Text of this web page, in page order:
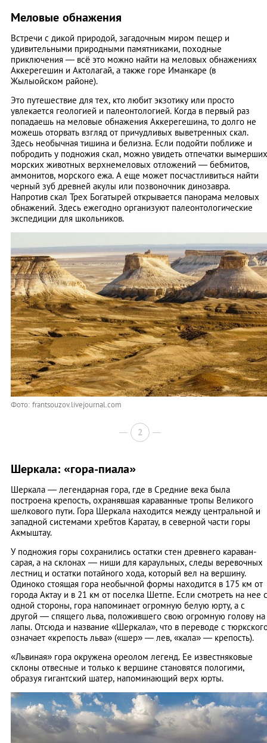
Меловые обнажения
Встречи с дикой природой, загадочным миром пещер и
удивительными природными памятниками, походные
приключения — всё это можно найти на меловых обнажениях
Аккерегешин и Актолагай, а также горе Иманкаре (в
Жылыойском районе).
Это путешествие для тех, кто любит экзотику или просто
увлекается геологией и палеонтологией. Когда в первый раз
попадаешь на меловые обнажения Аккерегешина, то долго не
можешь оторвать взгляд от причудливых выветренных скал.
Здесь необычная тишина и белизна. Если подойти поближе и
побродить у подножия скал, можно увидеть отпечатки вымерших
морских животных верхнемеловых отложений — бебмитов,
аммонитов, морского ежа. А еще может посчастливиться найти
черный зуб древней акулы или позвоночник динозавра.
Напротив скал Трех Богатырей открывается панорама меловых
обнажений. Здесь ежегодно организуют палеонтологические
экспедиции для школьников.
Фото: frantsouzov.livejournal.com
2
Шеркала: «гора-пиала»
Шеркала — легендарная гора, где в Средние века была
построена крепость, охранявшая караванные тропы Великого
шелкового пути. Гора Шеркала находится между центральной и
западной системами хребтов Каратау, в северной части горы
Акмыштау.
У подножия горы сохранились остатки стен древнего караван-
сарая, а на склонах — ниши для караульных, следы веревочных
лестниц и остатки потайного хода, который вел на вершину.
Одиноко стоящая гора необычной формы находится в 175 км от
города Актау и в 21 км от поселка Шетпе. Если смотреть на нее с
одной стороны, гора напоминает огромную белую юрту, а с
другой — спящего льва, положившего свою огромную голову на
лапы. Отсюда и название «Шеркала», что в переводе с
означает «крепость льва» («шер» — лев, «кала» — крепость).
«Львиная» гора окружена ореолом легенд. Ее известняковые
склоны отвесные и только к вершине становятся пологими,
образуя гигантский шатер, напоминающий верх юрты.